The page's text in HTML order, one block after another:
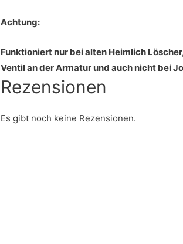
Achtung:
Funktioniert nur bei alten Heimlich
Ventil an der Armatur und auch nicht bei
Rezensionen
Es gibt noch keine Rezensionen.